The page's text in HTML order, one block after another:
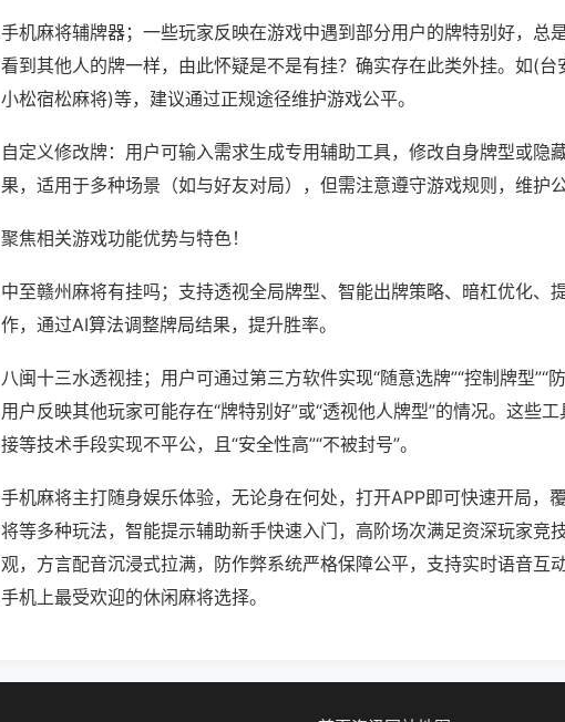
手机麻将辅牌器；一些玩家反映在游戏中遇到部分用户的牌特别好，总
看到其他人的牌一样，由此怀疑是不是有挂？确实存在此类外挂。如(台
小松宿松麻将)等，建议通过正规途径维护游戏公平。
自定义修改牌：用户可输入需求生成专用辅助工具，修改自身牌型或隐
果，适用于多种场景（如与好友对局），但需注意遵守游戏规则，维护公
聚焦相关游戏功能优势与特色！
中至赣州麻将有挂吗；支持透视全局牌型、智能出牌策略、暗杠优化、
作，通过AI算法调整牌局结果，提升胜率。
八闽十三水透视挂；用户可通过第三方软件实现“随意选牌”“控制牌型”“
用户反映其他玩家可能存在“牌特别好”或“透视他人牌型”的情况。这些
接等技术手段实现不平公，且“安全性高”“不被封号”。
手机麻将主打随身娱乐体验，无论身在何处，打开APP即可快速开局，
将等多种玩法，智能提示辅助新手快速入门，高阶场次满足资深玩家竞
观，方言配音沉浸式拉满，防作弊系统严格保障公平，支持实时语音互
手机上最受欢迎的休闲麻将选择。